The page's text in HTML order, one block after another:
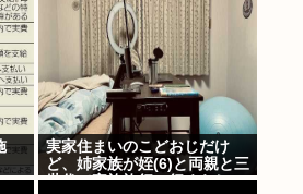
実家住まいのこどおじだけ
ど、姉家族が姪(6)と両親と三
世代で家族旅行に行くらしい